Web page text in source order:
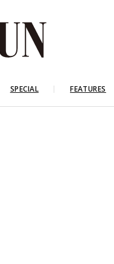
SPECIAL FEATURES